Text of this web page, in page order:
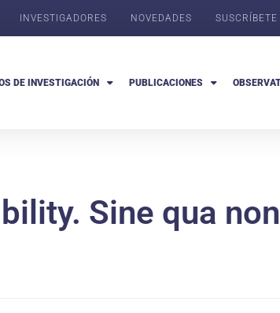
INVESTIGADORES NOVEDADES SUSCRÍBETE
DE INVESTIGACIÓN PUBLICACIONES
Sine qua